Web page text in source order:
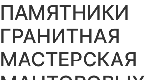
ПАМЯТНИКИ
ГРАНИТНАЯ
МАСТЕРСКАЯ